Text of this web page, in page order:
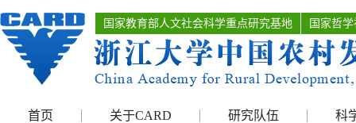
国家教育部人文社会科学重点研究基地 国家哲
首页 关于CARD 研究队伍 科